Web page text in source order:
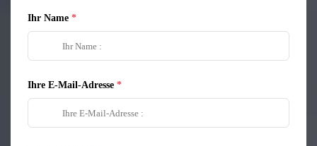
Ihr Name
Ihre E-Mail-Adresse